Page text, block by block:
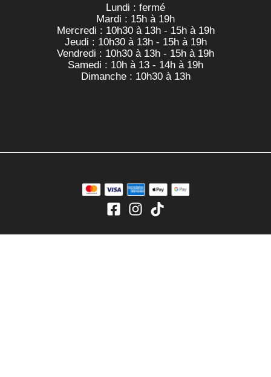
Lundi : fermé
Mardi : 15h à 19h
Mercredi : 10h30 à 13h - 15h à 19h
Jeudi : 10h30 à 13h - 15h à 19h
Vendredi : 10h30 à 13h - 15h à 19h
Samedi : 10h à 13 - 14h à 19h
Dimanche : 10h30 à 13h